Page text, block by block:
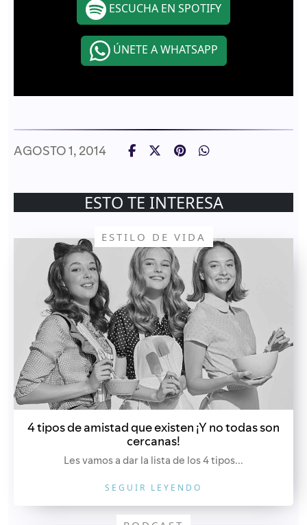
ESCUCHA EN SPOTIFY
ÚNETE A WHATSAPP
AGOSTO 1, 2014
ESTO TE INTERESA
ESTILO DE VIDA
4 tipos de amistad que existen ¡Y no todas son
cercanas!
Les vamos a dar la lista de los 4 tipos...
SEGUIR LEYENDO